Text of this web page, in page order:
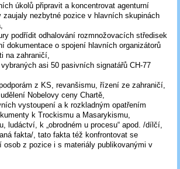
úkolů připravit a koncentrovat agenturní
zaujaly nezbytné pozice v hlavních skupinách
podřídit odhalování rozmnožovacích středisek
dokumentace o spojení hlavních organizátorů
na zahraničí,
asi 50 pasivních signatářů CH-77
z KS, revanšismu, řízení ze zahraničí,
Nobelovy ceny Chartě,
vystoupení a k rozkladným opatřením
k Trockismu a Masarykismu,
ludáctví, k „obrodném u procesu“ apod. /dílčí,
fakta/, tato fakta též konfrontovat se
osob z pozice i s materiály publikovanými v